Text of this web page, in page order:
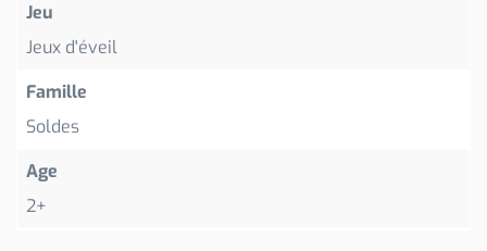
Jeu
Jeux d'éveil
Famille
Soldes
Age
2+